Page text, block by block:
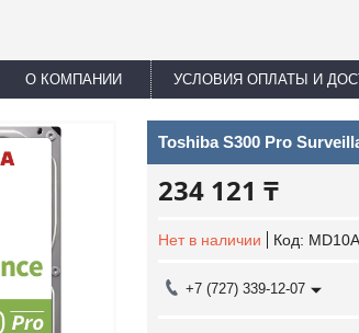
О КОМПАНИИ УСЛОВИЯ ОПЛАТЫ И
Toshiba S300 Pro
234 121 ₸
Нет в наличии Код:
+7 (727) 339-12-07